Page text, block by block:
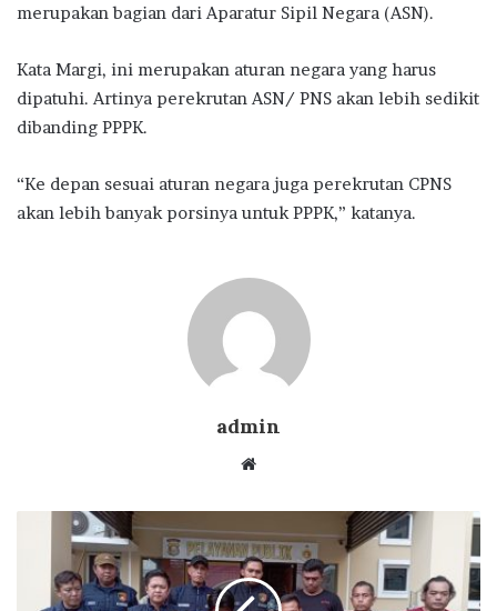
merupakan bagian dari Aparatur Sipil Negara (ASN).
Kata Margi, ini merupakan aturan negara yang harus
dipatuhi. Artinya perekrutan ASN/ PNS akan lebih sedikit
dibanding PPPK.
“Ke depan sesuai aturan negara juga perekrutan CPNS
akan lebih banyak porsinya untuk PPPK,” katanya.
admin
Website